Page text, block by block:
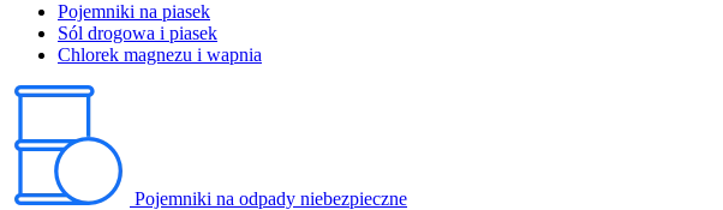
Pojemniki na piasek
Sól drogowa i piasek
Chlorek magnezu i wapnia
Pojemniki na odpady niebezpieczne